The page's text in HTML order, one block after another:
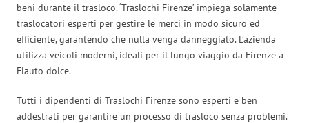
beni durante il trasloco. ‘Traslochi Firenze’ impiega solamente
traslocatori esperti per gestire le merci in modo sicuro ed
efficiente, garantendo che nulla venga danneggiato. L’azienda
utilizza veicoli moderni, ideali per il lungo viaggio da Firenze a
Flauto dolce.
Tutti i dipendenti di Traslochi Firenze sono esperti e ben
addestrati per garantire un processo di trasloco senza problemi.